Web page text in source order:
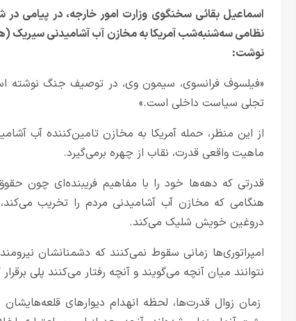
اسماعیل بقائی سخنگوی وزارت امور خارجه، در پیامی در
نظامی سه‌شنبه‌شب آمریکا به مخازن آب آشامیدنی سیریک
نوشت:
«فیلسوف فرانسوی، سیمون وی، در توصیف جنگ نوشته
تجلی سیاست داخلی است.»
از این منظر، حمله آمریکا به مخازن تامین‌کننده آب
ماهیت واقعی قدرت، نقاب از چهره برمی‌گیرد.
قدرتی که دهه‌ها خود را با مفاهیم فریبنده‌ای چون
هنگامی که مخازن آب آشامیدنی مردم را تخریب
دروغین خویش شلیک می‌کند.
امپراتوری‌ها زمانی سقوط نمی‌کنند که دشمنانشان
نتوانند میان آنچه می‌گویند و آنچه رفتار می‌کنند پلی برقرار
زمان زوال قدرت‌ها، لحظه انهدام دیوارهای